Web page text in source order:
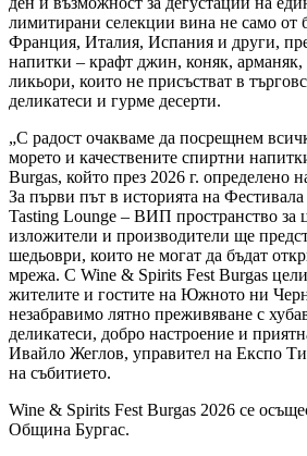
лимитирани селекции вина не само от
Франция, Италия, Испания и други,
напитки – крафт джин, коняк, арманяк,
ликьори, които не присъстват в
деликатеси и гурме десерти.
„С радост очакваме да посрещнем
морето и качествените спиртни
Burgas, който през 2026 г. определено
За първи път в историята на
Tasting Lounge – ВИП пространство за
изложители и производители ще
шедьоври, които не могат да бъдат
мрежа. С Wine & Spirits Fest Burgas
жителите и гостите на Южното ни
незабравимо лятно преживяване с
деликатеси, добро настроение и
Ивайло Жеглов, управител на Експо
на събитието.
Wine & Spirits Fest Burgas 2026 се
Община Бургас.